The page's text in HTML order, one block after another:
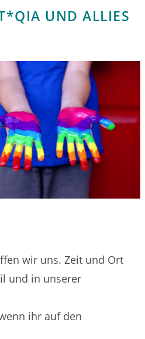
UND ALLIES
wir uns. Zeit und Ort
und in unserer
ihr auf den